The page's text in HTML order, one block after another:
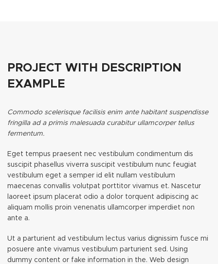
PROJECT WITH DESCRIPTION
EXAMPLE
Commodo scelerisque facilisis enim ante habitant suspendisse
fringilla ad a primis malesuada curabitur ullamcorper tellus
fermentum.
Eget tempus praesent nec vestibulum condimentum dis
suscipit phasellus viverra suscipit vestibulum nunc feugiat
vestibulum eget a semper id elit nullam vestibulum
maecenas convallis volutpat porttitor vivamus et. Nascetur
laoreet ipsum placerat odio a dolor torquent adipiscing ac
aliquam mollis proin venenatis ullamcorper imperdiet non
ante a.
Ut a parturient ad vestibulum lectus varius dignissim fusce mi
posuere ante vivamus vestibulum parturient sed. Using
dummy content or fake information in the. Web design